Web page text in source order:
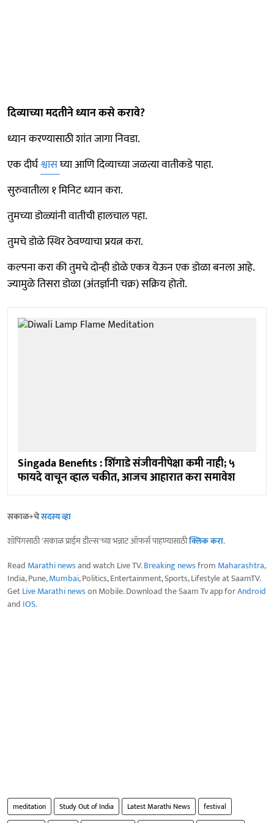
दिव्याच्या मदतीने ध्यान कसे करावे?
ध्यान करण्यासाठी शांत जागा निवडा.
एक दीर्घश्वासघ्या आणि दिव्याच्या जळत्या वातीकडे पाहा.
सुरुवातीला १ मिनिट ध्यान करा.
तुमच्या डोळ्यांनी वातीची हालचाल पहा.
तुमचे डोळे स्थिर ठेवण्याचा प्रयत्न करा.
कल्पना करा की तुमचे दोन्ही डोळे एकत्र येऊन एक डोळा बनला आहे.
ज्यामुळे तिसरा डोळा (अंतर्ज्ञानी चक्र) सक्रिय होतो.
Singada Benefits : शिंगाडे संजीवनीपेक्षा कमी नाही; ५
फायदे वाचून व्हाल चकीत, आजच आहारात करा समावेश
सकाळ+चेसदस्य व्हा
शॉपिंगसाठी 'सकाळ प्राईम डील्स'च्या भन्नाट ऑफर्स पाहण्यासाठीक्लिक करा.
Read Marathi newsand watch Live TV.Breaking newsfrom Maharashtra,
India, Pune,Mumbai, Politics, Entertainment, Sports, Lifestyle at SaamTV.
GetLive Marathi newson Mobile. Download the Saam Tv app forAndroid
and IOS.
meditation Study Out of India Latest Marathi News
festival